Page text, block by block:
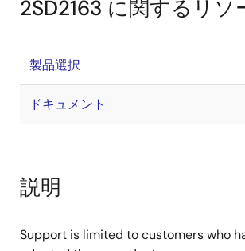
2SD2163 に関するリソ
製品選択
ドキュメント
説明
Support is limited to customers who